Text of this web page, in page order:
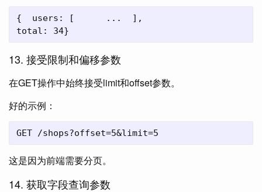
{  users: [      ...  ],
13. 接受限制和偏移参数
在GET操作中始终接受limit和offset参数。
好的示例：
这是因为前端需要分页。
14. 获取字段查询参数